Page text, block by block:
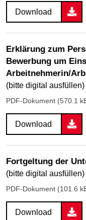
Download
Erklärung zum
Bewerbung um
Arbeitnehmerin/
(bitte digital ausfüllen)
PDF-Dokument (570.1
Download
Fortgeltung der
(bitte digital ausfüllen)
PDF-Dokument (101.6
Download